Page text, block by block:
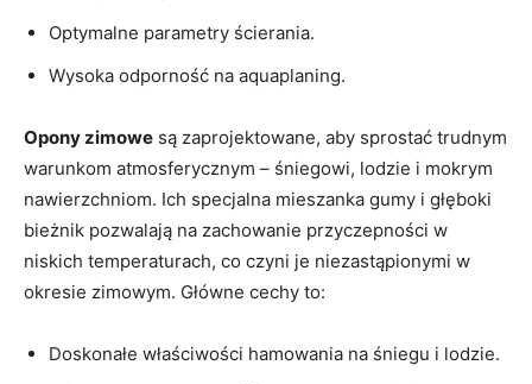
Optymalne parametry ścierania.
Wysoka odporność na aquaplaning.
Opony zimowe są zaprojektowane, aby sprostać trudnym
warunkom atmosferycznym – śniegowi, lodzie i mokrym
nawierzchniom. Ich specjalna mieszanka gumy i głęboki
bieżnik pozwalają na zachowanie przyczepności w
niskich temperaturach, co czyni je niezastąpionymi w
okresie zimowym. Główne cechy to:
Doskonałe właściwości hamowania na śniegu i lodzie.